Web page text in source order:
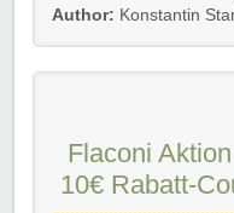
Wir wünschen viel
Sparen!
Author: Konstantin
Flaconi
10€ Rabatt-